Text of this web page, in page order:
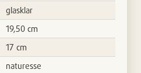
glasklar
19,50 cm
17 cm
naturesse